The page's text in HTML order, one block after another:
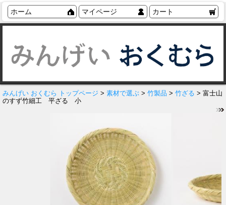
ホーム マイページ カート
みんげい おくむら トップページ > 素材で選ぶ > 竹製品 > 竹ざる > 富士山
のすず竹細工 平ざる 小